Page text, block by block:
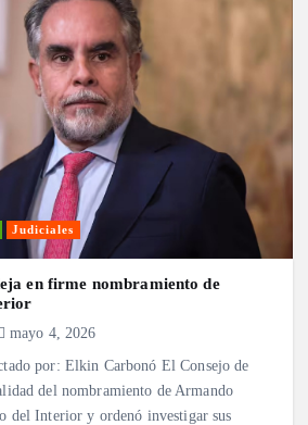
Judiciales
en firme nombramiento de
mayo 4, 2026
por: Elkin Carbonó El Consejo de
del nombramiento de Armando
del Interior y ordenó investigar sus